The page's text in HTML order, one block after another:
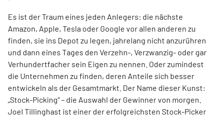
Es ist der Traum eines jeden Anlegers: die nächste
Amazon, Apple, Tesla oder Google vor allen anderen zu
finden, sie ins Depot zu legen, jahrelang nicht anzurühren
und dann eines Tages den Verzehn-, Verzwanzig- oder gar
Verhundertfacher sein Eigen zu nennen. Oder zumindest
die Unternehmen zu finden, deren Anteile sich besser
entwickeln als der Gesamtmarkt. Der Name dieser Kunst:
„Stock-Picking“ – die Auswahl der Gewinner von morgen.
Joel Tillinghast ist einer der erfolgreichsten Stock-Picker